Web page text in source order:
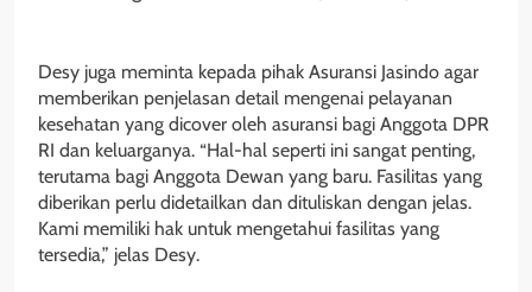
Desy juga meminta kepada pihak Asuransi Jasindo agar
memberikan penjelasan detail mengenai pelayanan
kesehatan yang dicover oleh asuransi bagi Anggota DPR
RI dan keluarganya. “Hal-hal seperti ini sangat penting,
terutama bagi Anggota Dewan yang baru. Fasilitas yang
diberikan perlu didetailkan dan dituliskan dengan jelas.
Kami memiliki hak untuk mengetahui fasilitas yang
tersedia,” jelas Desy.